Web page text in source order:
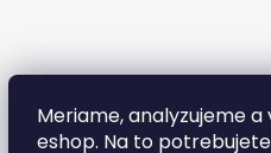
Meriame, analyzujeme a
eshop. Na to